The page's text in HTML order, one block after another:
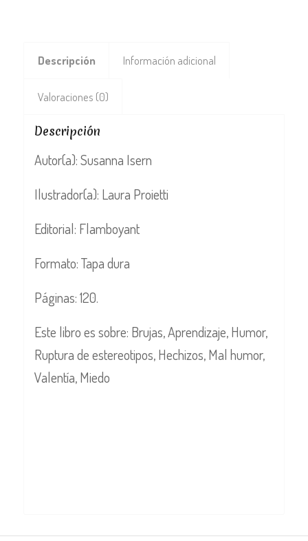
Descripción Información adicional
Valoraciones (0)
Descripción
Autor(a): Susanna Isern
Ilustrador(a): Laura Proietti
Editorial: Flamboyant
Formato: Tapa dura
Páginas: 120.
Este libro es sobre: Brujas, Aprendizaje, Humor,
Ruptura de estereotipos, Hechizos, Mal humor,
Valentía, Miedo